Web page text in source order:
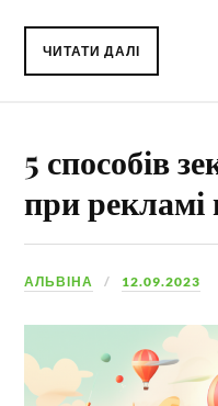
ЧИТАТИ ДАЛІ
5 способів
при
АЛЬВІНА 12.09.2023